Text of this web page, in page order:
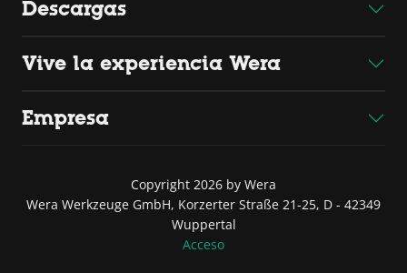
Descargas
Vive la experiencia Wera
Empresa
Copyright 2026 by Wera
Wera Werkzeuge GmbH, Korzerter Straße 21-25, D - 42349
Wuppertal
Acceso